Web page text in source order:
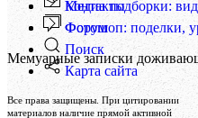
Медиа подборки:
Фотошоп: поделки,
Мемуарные записки
Контакты
Форум
Поиск
Карта сайта
Все права защищены. При цитировании
материалов наличие прямой активной